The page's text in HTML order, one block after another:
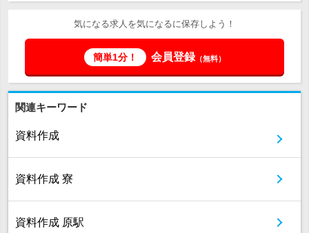
気になる求人を気になるに保存しよう！
簡単1分！ 会員登録（無料）
関連キーワード
資料作成
資料作成 寮
資料作成 原駅